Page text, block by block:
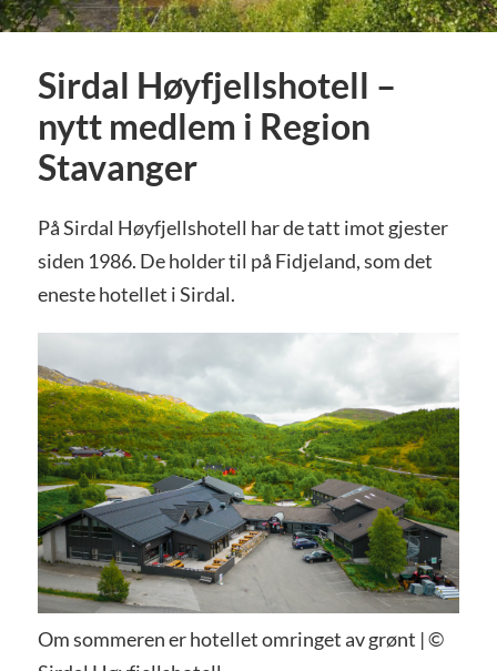
Sirdal Høyfjellshotell –
nytt medlem i Region
Stavanger
På Sirdal Høyfjellshotell har de tatt imot gjester
siden 1986. De holder til på Fidjeland, som det
eneste hotellet i Sirdal.
Om sommeren er hotellet omringet av grønt | ©